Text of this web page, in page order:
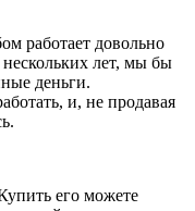
работает довольно
лет, мы бы
деньги.
и, не продавая
его можете